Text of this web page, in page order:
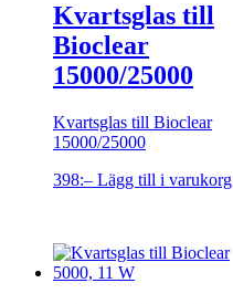
Kvartsglas till
Bioclear
15000/25000
Kvartsglas till Bioclear
15000/25000
398:– Lägg till i varukorg